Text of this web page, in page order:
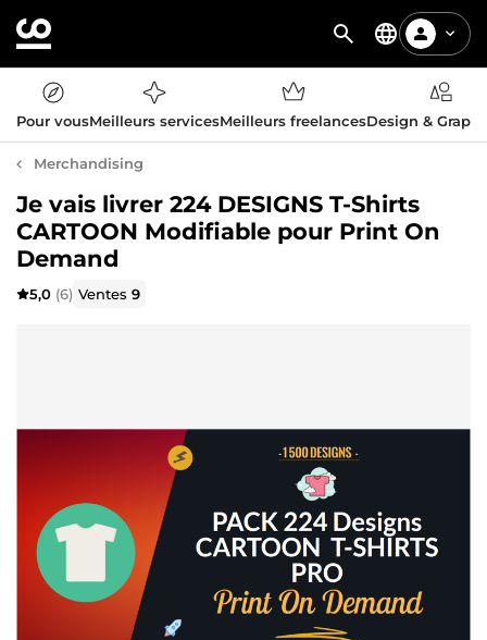
Pour vousMeilleurs servicesMeilleurs freelancesDesign &
Merchandising
Je vais livrer 224 DESIGNS T-Shirts
CARTOON Modifiable pour Print On
Demand
5,0 (6) Ventes9